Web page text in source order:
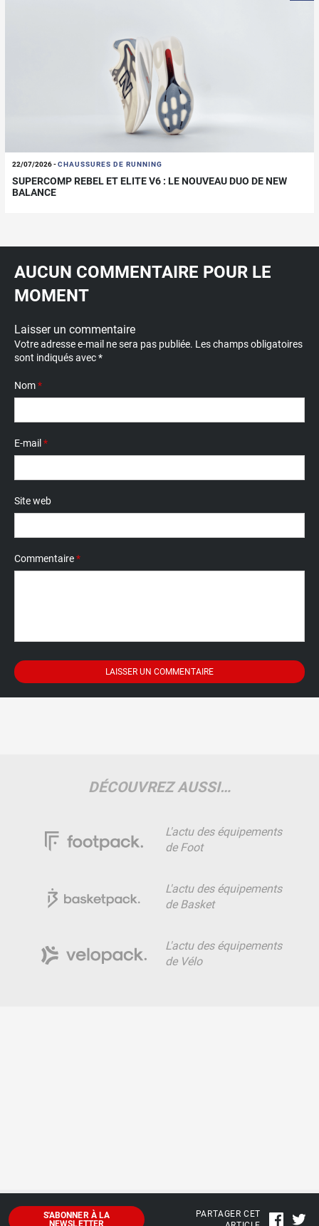
22/07/2026-CHAUSSURES DE RUNNING
SUPERCOMP REBEL ET ELITE V6 : LE NOUVEAU DUO DE NEW
BALANCE
AUCUN COMMENTAIRE POUR LE
MOMENT
Laisser un commentaire
Votre adresse e-mail ne sera pas publiée. Les champs obligatoires
sont indiqués avec*
Nom*
E-mail *
Site web
Commentaire*
DÉCOUVREZ AUSSI…
L'actu des équipements
de Foot
L'actu des équipements
de Basket
L'actu des équipements
de Vélo
S'ABONNER À LA
NEWSLETTER
PARTAGER CET